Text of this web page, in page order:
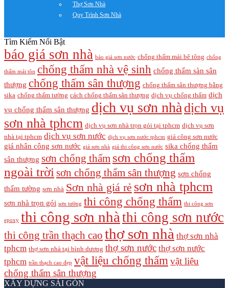
Thợ Sơn Nhà
Quy Trình Sơn Nhà
Tìm Kiếm Nổi Bật
báo giá sơn nhà báo giá sơn nước chống thấm mái bê tông chống
thấm mái tôn chống thấm nhà vệ sinh chống thấm sàn sân
thượng chống thấm sân thượng chống thấm sân thượng bằng
sika chống thấm tường cách chống thấm sân thượng dịch vụ chống thấm dịch
vụ chống thấm sân thượng dịch vụ sơn nhà dịch vụ
sơn nhà tphcm dịch vụ sơn nhà trọn gói tại tphcm dịch vụ sơn
nhà tại tphcm dịch vụ sơn nước dịch vụ sơn nước tphcm giá công sơn nước
giá nhân công sơn nước giá sơn nhà giá thi công sơn nước sika chống thấm
sân thượng sơn chống thấm sơn chống thấm
ngoài trời sơn chống thấm sân thượng sơn chống
thấm tường sơn nhà Sơn nhà giá rẻ sơn nhà tphcm
sơn nhà trọn gói sơn tường thi công chống thấm thi công sơn
epoxy thi công sơn nhà thi công sơn nước
thi công trần thạch cao thợ sơn nhà thợ sơn nhà
tphcm thợ sơn nhà tại bình dương thợ sơn nước thợ sơn nước
tphcm trần thạch cao đẹp vật liệu chống thấm vật liệu
chống thấm sân thượng
XÂY DỰNG SÀI GÒN